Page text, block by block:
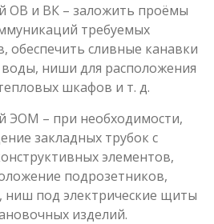
ОВ и ВК – заложить проёмы
требуемых
обеспечить сливные канавки
ниши для расположения
шкафов и т. д.
ЭОМ – при необходимости,
закладных трубок с
элементов,
подрозетников,
ниш под электрические щиты
изделий.